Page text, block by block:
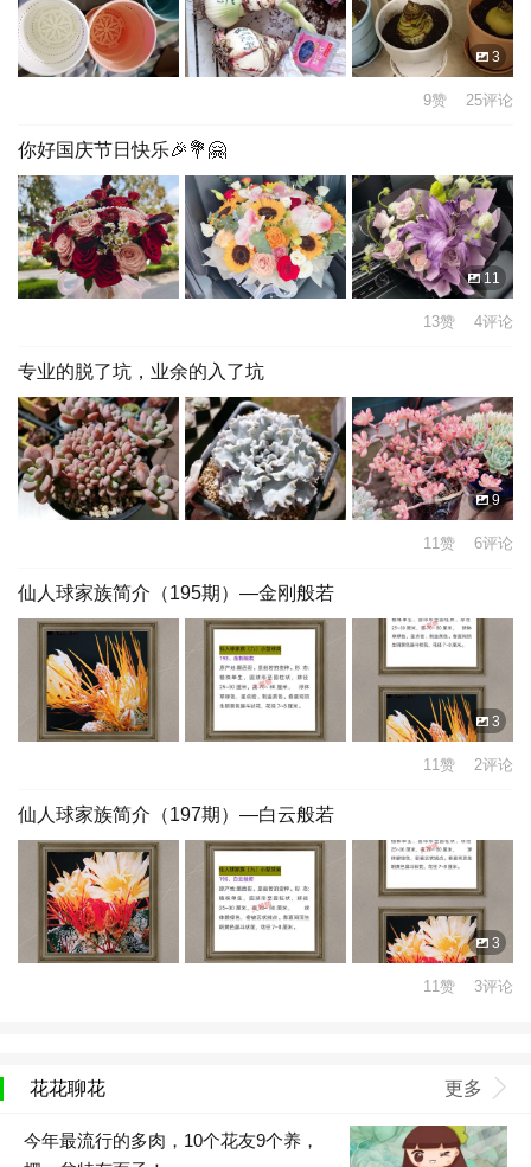
3
9赞 25评论
你好国庆节日快乐🎉💐🤗
11
13赞 4评论
专业的脱了坑，业余的入了坑
9
11赞 6评论
仙人球家族简介（195期）—金刚般若
3
11赞 2评论
仙人球家族简介（197期）—白云般若
3
11赞 3评论
花花聊花 更多
今年最流行的多肉，10个花友9个养，​